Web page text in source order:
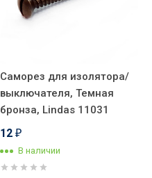
Саморез для изолятора/
выключателя, Темная
бронза, Lindas 11031
12 ₽
В наличии